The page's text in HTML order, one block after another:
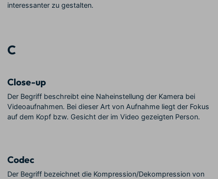
interessanter zu gestalten.
C
Close-up
Der Begriff beschreibt eine Naheinstellung der Kamera bei
Videoaufnahmen. Bei dieser Art von Aufnahme liegt der Fokus
auf dem Kopf bzw. Gesicht der im Video gezeigten Person.
Codec
Der Begriff bezeichnet die Kompression/Dekompression von